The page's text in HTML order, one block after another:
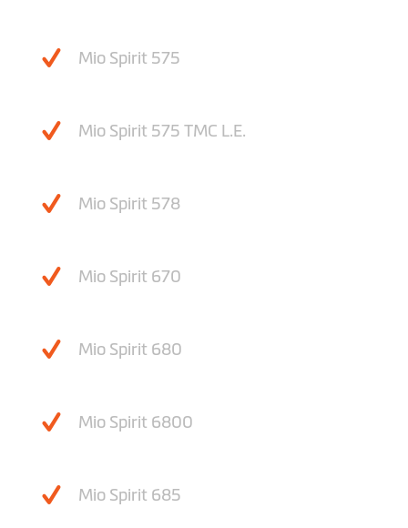
Mio Spirit 575
Mio Spirit 575 TMC L.E.
Mio Spirit 578
Mio Spirit 670
Mio Spirit 680
Mio Spirit 6800
Mio Spirit 685